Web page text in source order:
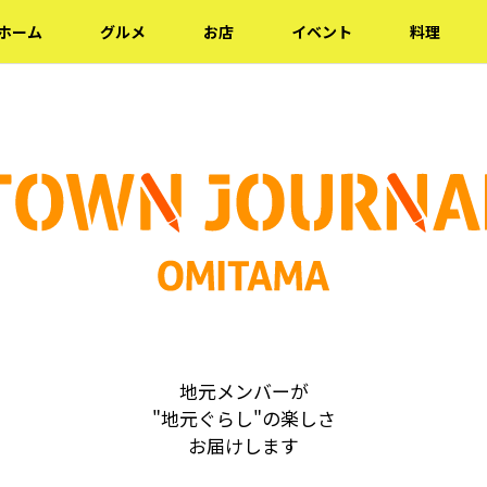
ーム グルメ お店 イベント 料理
地元メンバーが
"地元ぐらし"の楽しさ
お届けします